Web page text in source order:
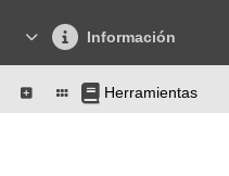
Información
Herramientas